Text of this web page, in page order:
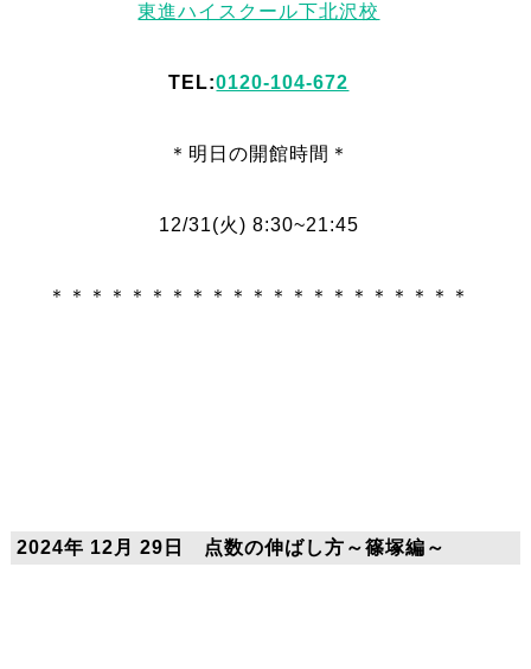
東進ハイスクール下北沢校
TEL:0120-104-672
＊明日 の開館時間＊
12/31(火) 8:30~21:45
＊＊＊＊＊＊＊＊＊＊＊＊＊＊＊＊＊＊＊＊＊
2024年 12月 29日 点数の伸ばし方～篠塚編～